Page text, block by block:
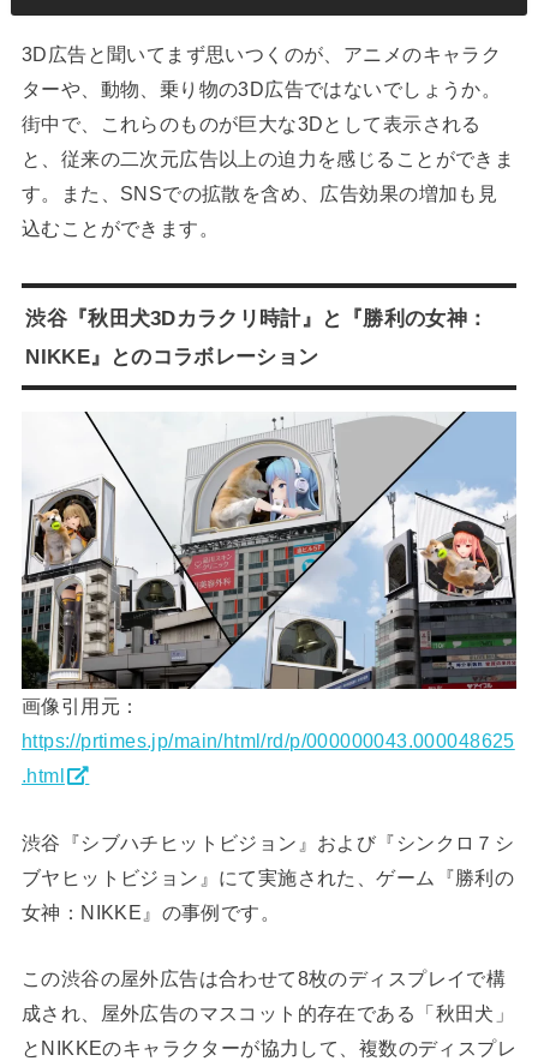
3D広告と聞いてまず思いつくのが、アニメのキャラク
ターや、動物、乗り物の3D広告ではないでしょうか。
街中で、これらのものが巨大な3Dとして表示される
と、従来の二次元広告以上の迫力を感じることができま
す。また、SNSでの拡散を含め、広告効果の増加も見
込むことができます。
渋谷『秋田犬3Dカラクリ時計』と『勝利の女神：
NIKKE』とのコラボレーション
画像引用元：
https://prtimes.jp/main/html/rd/p/000000043.000048625
.html
渋谷『シブハチヒットビジョン』および『シンクロ７シ
ブヤヒットビジョン』にて実施された、ゲーム『勝利の
女神：NIKKE』の事例です。
この渋谷の屋外広告は合わせて8枚のディスプレイで構
成され、屋外広告のマスコット的存在である「秋田犬」
とNIKKEのキャラクターが協力して、複数のディスプレ